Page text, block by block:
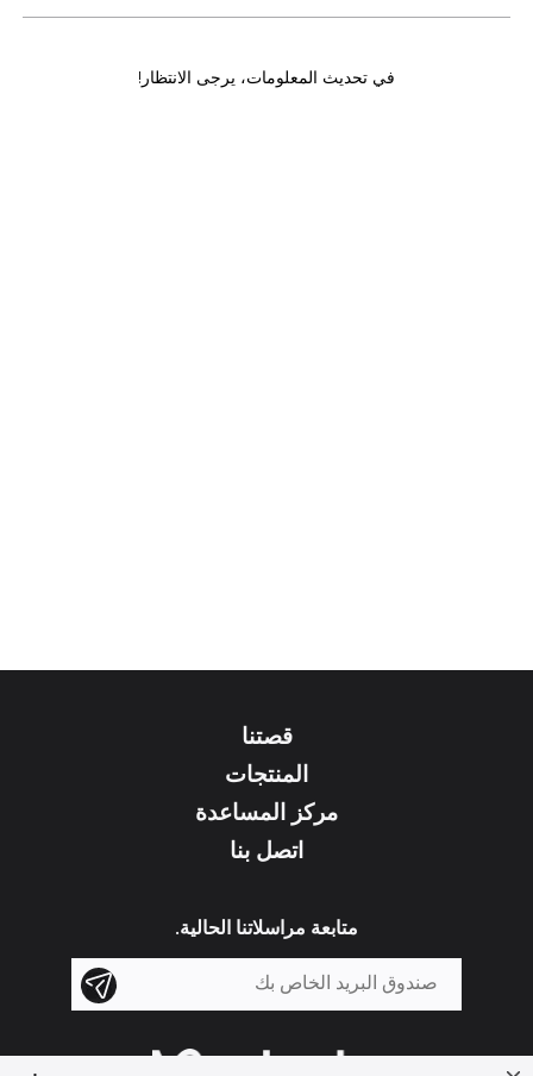
في تحديث المعلومات، يرجى الانتظار!
قصتنا
المنتجات
مركز المساعدة
اتصل بنا
متابعة مراسلاتنا الحالية.